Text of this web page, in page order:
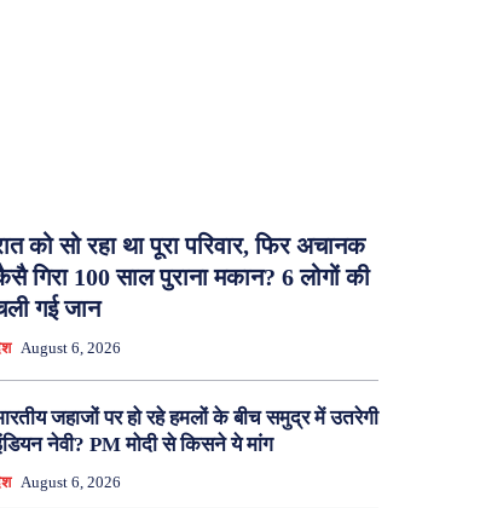
को सो रहा था पूरा परिवार, फिर अचानक
गिरा 100 साल पुराना मकान? 6 लोगों की
गई जान
August 6, 2026
जहाजों पर हो रहे हमलों के बीच समुद्र में उतरेगी
नेवी? PM मोदी से किसने ये मांग
August 6, 2026